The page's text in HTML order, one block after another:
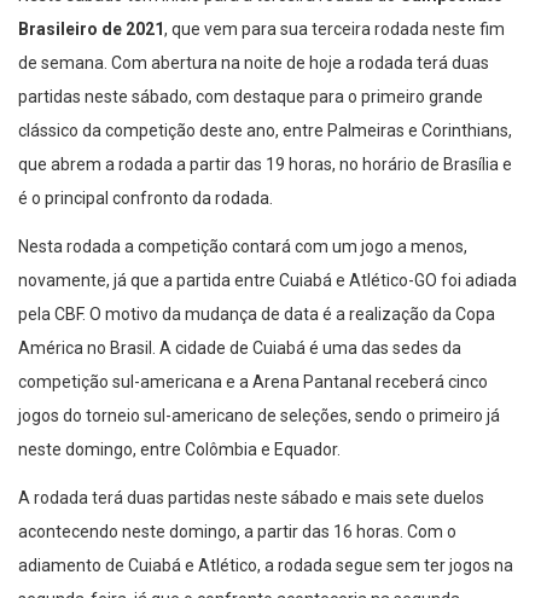
Neste sábado tem inicio para a terceira rodada do Campeonato
Brasileiro de 2021, que vem para sua terceira rodada neste fim
de semana. Com abertura na noite de hoje a rodada terá duas
partidas neste sábado, com destaque para o primeiro grande
clássico da competição deste ano, entre Palmeiras e Corinthians,
que abrem a rodada a partir das 19 horas, no horário de Brasília e
é o principal confronto da rodada.
Nesta rodada a competição contará com um jogo a menos,
novamente, já que a partida entre Cuiabá e Atlético-GO foi adiada
pela CBF. O motivo da mudança de data é a realização da Copa
América no Brasil. A cidade de Cuiabá é uma das sedes da
competição sul-americana e a Arena Pantanal receberá cinco
jogos do torneio sul-americano de seleções, sendo o primeiro já
neste domingo, entre Colômbia e Equador.
A rodada terá duas partidas neste sábado e mais sete duelos
acontecendo neste domingo, a partir das 16 horas. Com o
adiamento de Cuiabá e Atlético, a rodada segue sem ter jogos na